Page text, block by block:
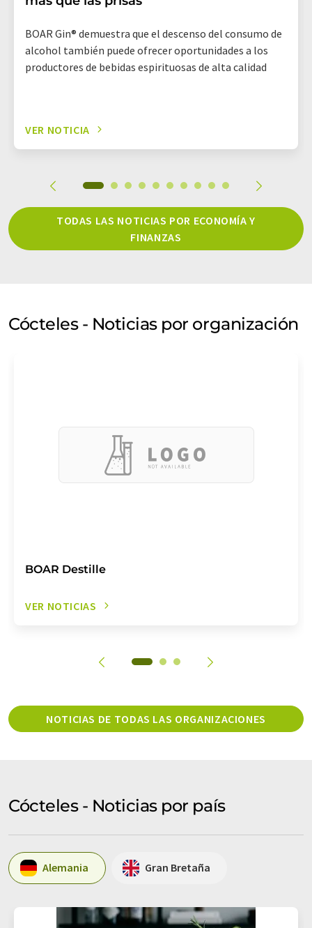
BOAR Gin® demuestra que el descenso del consumo de
alcohol también puede ofrecer oportunidades a los
productores de bebidas espirituosas de alta calidad
VER NOTICIA
TODAS LAS NOTICIAS POR ECONOMÍA Y
FINANZAS
Cócteles - Noticias por organización
BOAR Destille
VER NOTICIAS
NOTICIAS DE TODAS LAS ORGANIZACIONES
Cócteles - Noticias por país
Alemania Gran Bretaña